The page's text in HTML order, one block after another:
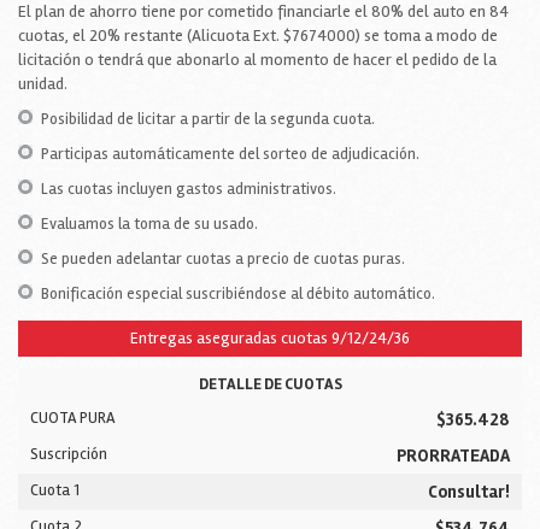
El plan de ahorro tiene por cometido financiarle el 80% del auto en 84
cuotas, el 20% restante (Alicuota Ext. $7674000) se toma a modo de
licitación o tendrá que abonarlo al momento de hacer el pedido de la
unidad.
Posibilidad de licitar a partir de la segunda cuota.
Participas automáticamente del sorteo de adjudicación.
Las cuotas incluyen gastos administrativos.
Evaluamos la toma de su usado.
Se pueden adelantar cuotas a precio de cuotas puras.
Bonificación especial suscribiéndose al débito automático.
Entregas aseguradas cuotas 9/12/24/36
DETALLE DE CUOTAS
CUOTA PURA
$365.428
Suscripción PRORRATEADA
Cuota 1 Consultar!